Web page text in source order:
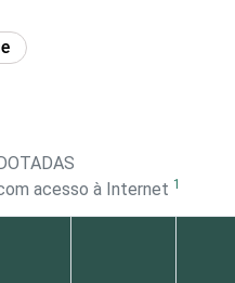
acesso à Internet 1